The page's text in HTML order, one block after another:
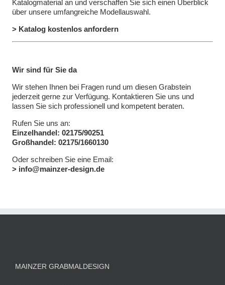
Katalogmaterial an und verschaffen Sie sich einen Überblick
über unsere umfangreiche Modellauswahl.
> Katalog kostenlos anfordern
Wir sind für Sie da
Wir stehen Ihnen bei Fragen rund um diesen Grabstein
jederzeit gerne zur Verfügung. Kontaktieren Sie uns und
lassen Sie sich professionell und kompetent beraten.
Rufen Sie uns an:
Einzelhandel: 02175/90251
Großhandel: 02175/1660130
Oder schreiben Sie eine Email:
> info@mainzer-design.de
MAINZER GRABMALDESIGN